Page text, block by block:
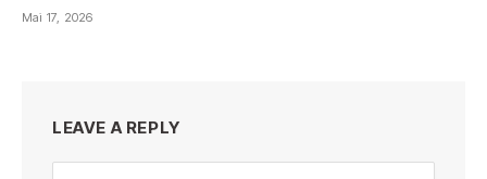
Mai 17, 2026
LEAVE A REPLY